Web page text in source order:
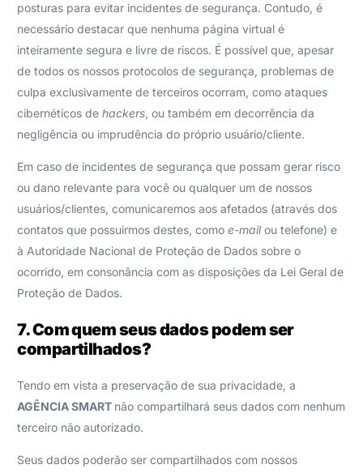
posturas para evitar incidentes de segurança. Contudo, é
necessário destacar que nenhuma página virtual é
inteiramente segura e livre de riscos. É possível que, apesar
de todos os nossos protocolos de segurança, problemas de
culpa exclusivamente de terceiros ocorram, como ataques
cibernéticos dehackers , ou também em decorrência da
negligência ou imprudência do próprio usuário/cliente.
Em caso de incidentes de segurança que possam gerar risco
ou dano relevante para você ou qualquer um de nossos
usuários/clientes, comunicaremos aos afetados (através dos
contatos que possuirmos destes, comoe-mailou telefone) e
à Autoridade Nacional de Proteção de Dados sobre o
ocorrido, em consonância com as disposições da Lei Geral de
Proteção de Dados.
7. Com quem seus dados podem ser
compartilhados?
Tendo em vista a preservação de sua privacidade, a
AGÊNCIA SMART não compartilhará seus dados com nenhum
terceiro não autorizado.
Seus dados poderão ser compartilhados com nossos